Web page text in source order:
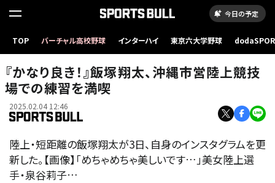
今日の予定
TOP バーチャル高校野球 インターハイ 東京六大学野球
『かなり良き！』飯塚翔太、沖縄市営陸上競技
場での練習を満喫
2025.02.04 12:46
陸上・短距離の飯塚翔太が3日、自身のインスタグラムを更
新した。【画像】「めちゃめちゃ美しいです…」美女陸上選
手・泉谷莉子…